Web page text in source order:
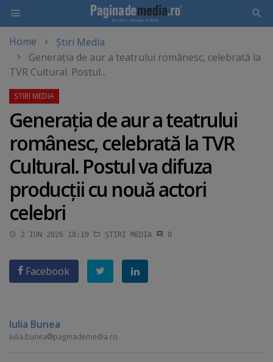
main
content
Home
Știri Media
Generaţia de aur a teatrului românesc, celebrată la
TVR Cultural. Postul...
Generaţia de aur a teatrului
românesc, celebrată la TVR
Cultural. Postul va difuza
producţii cu nouă actori
celebri
2 IUN 2026 18:19 ȘTIRI MEDIA 0
Facebook
Iulia Bunea
iulia.bunea paginademedia.ro